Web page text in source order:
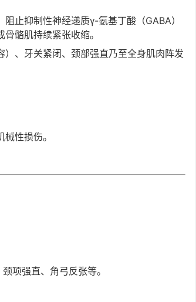
止抑制性神经递质γ-氨基丁酸（GABA）
骼肌持续紧张收缩。
、牙关紧闭、颈部强直乃至全身肌肉阵发
性损伤。
项强直、角弓反张等。